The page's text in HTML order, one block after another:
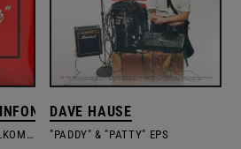
DER ROBERT
"ENTARTETE MUSIK" : WILLKOMMEN IN DEUTSCHLAND – EIN GEDENKKONZERT
DAVE HAUSE
"PADDY" & "PATTY" EPS